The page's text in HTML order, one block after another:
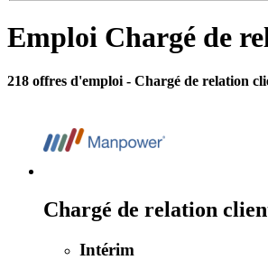
Emploi Chargé de
218 offres d'emploi - Chargé de relation
Chargé de relation
Intérim